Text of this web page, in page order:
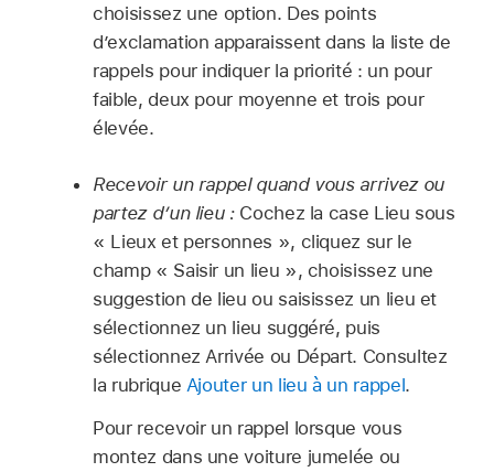
choisissez une option. Des points
d’exclamation apparaissent dans la liste de
rappels pour indiquer la priorité : un pour
faible, deux pour moyenne et trois pour
élevée.
Recevoir un rappel quand vous arrivez ou
partez d’un lieu :Cochez la case Lieu sous
« Lieux et personnes », cliquez sur le
champ « Saisir un lieu », choisissez une
suggestion de lieu ou saisissez un lieu et
sélectionnez un lieu suggéré, puis
sélectionnez Arrivée ou Départ. Consultez
la rubrique Ajouter un lieu à un rappel.
Pour recevoir un rappel lorsque vous
montez dans une voiture jumelée ou